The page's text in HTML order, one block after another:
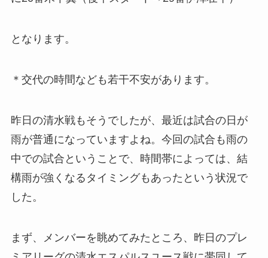
となります。
＊交代の時間なども若干不安があります。
昨日の清水戦もそうでしたが、最近は試合の日が
雨が普通になっていますよね。今回の試合も雨の
中での試合ということで、時間帯によっては、結
構雨が強くなるタイミングもあったという状況で
した。
まず、メンバーを眺めてみたところ、昨日のプレ